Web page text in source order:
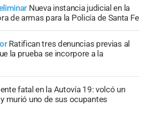
Nueva instancia judicial en la
de armas para la Policía de Santa Fe
Ratifican tres denuncias previas al
la prueba se incorpore a la
fatal en la Autovía 19: volcó un
murió uno de sus ocupantes